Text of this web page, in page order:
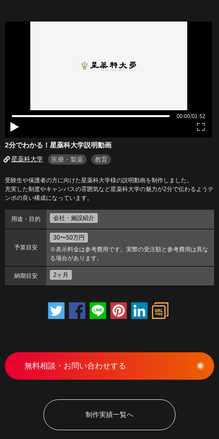
2分でわかる！星薬科大学説明動画
星薬科大学 医療・製薬 教育
受験生や保護者の方に向けた星薬科大学様の説明動画を制作しました。
充実した制度やキャンパスの雰囲気など星薬科大学の魅力が2分で伝わるようテ
ンポの良い構成になっています。
用途・目的 会社・施設紹介
予算目安
30〜50万円
※表示料金は参考費用です。実際の受注額と参考費用は異な
る場合があります。
納期目安 2ヶ月
無料相談・お問い合わせする
制作実績一覧へ